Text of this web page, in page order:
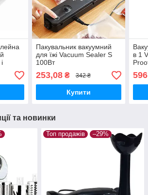
2 м ×
Пакувальник вакуумний
для їжі Vacuum Sealer S
100Вт
253,08₴ 342 ₴
Купити
в 1
та новинки
Топ продажів –29%